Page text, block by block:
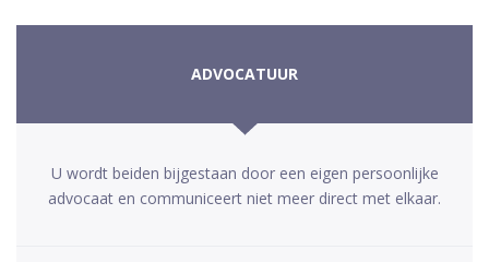
ADVOCATUUR
U wordt beiden bijgestaan door een eigen persoonlijke
advocaat en communiceert niet meer direct met elkaar.